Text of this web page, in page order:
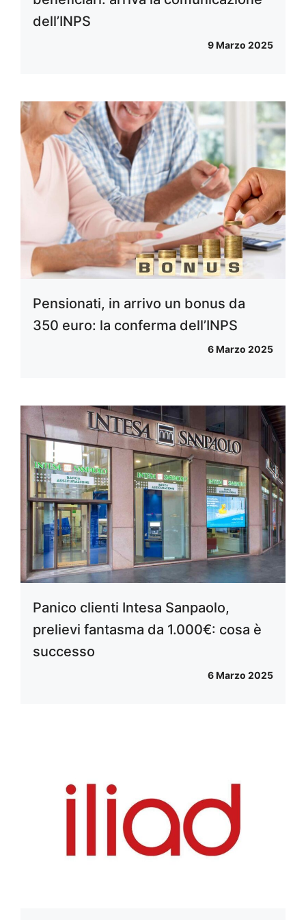
dell’INPS
9 Marzo 2025
Pensionati, in arrivo un bonus da
350 euro: la conferma dell’INPS
6 Marzo 2025
Panico clienti Intesa Sanpaolo,
prelievi fantasma da 1.000€: cosa è
successo
6 Marzo 2025